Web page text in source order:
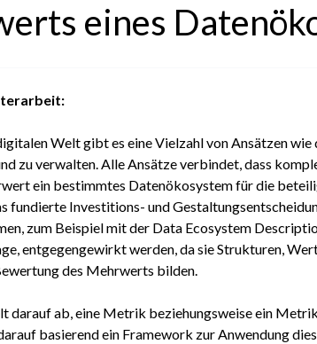
eines
Welt gibt es eine Vielzahl von Ansätzen
zu verwalten. Alle Ansätze verbindet, dass
ein bestimmtes Datenökosystem für die
fundierte Investitions- und
zum Beispiel mit der Data Ecosystem
entgegengewirkt werden, da sie Strukturen,
des Mehrwerts bilden.
darauf ab, eine Metrik beziehungsweise ein
basierend ein Framework zur Anwendung